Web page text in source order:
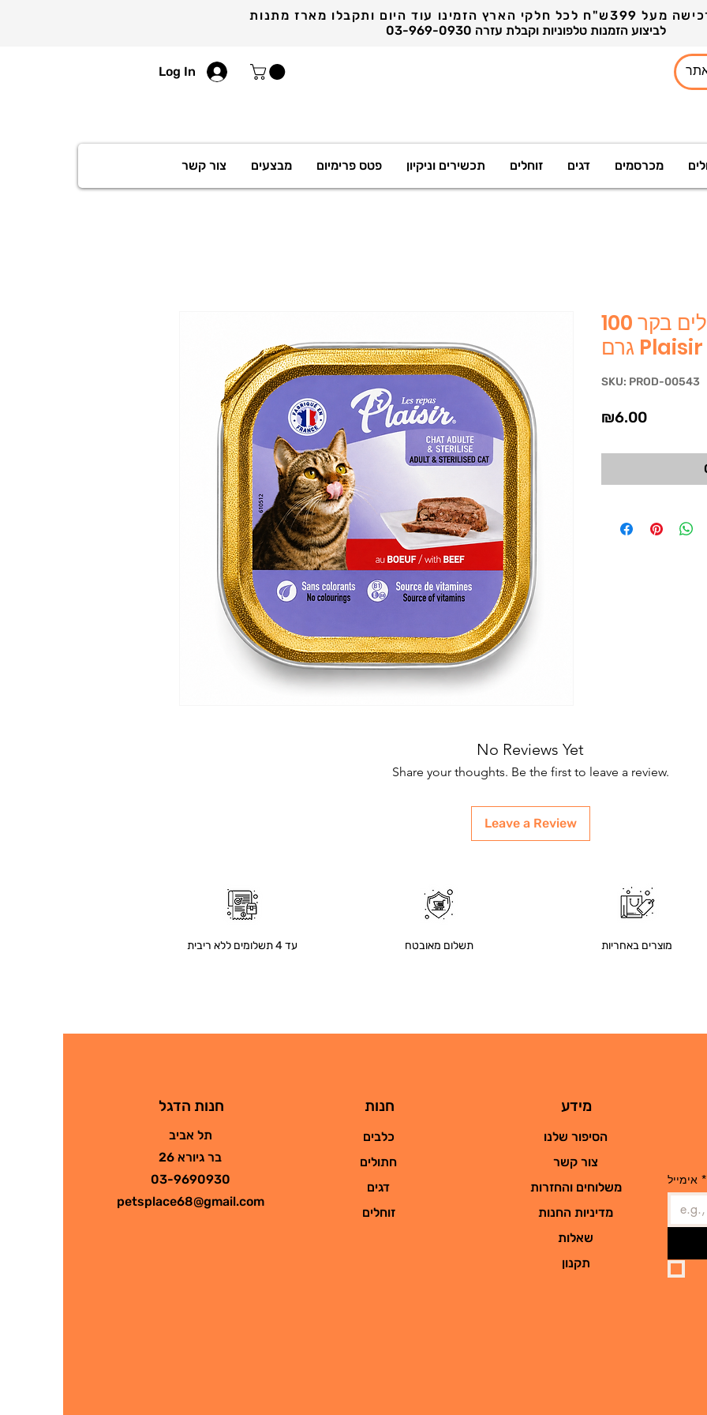
Log In
מכרסמים דגים זוחלים תכשירים וניקיון פטס פרימיום מבצעים צור קשר
פלאזיר - מעדן לחתולים בקר 100
גרם Plaisir
SKU: PROD-00543
₪6.00Price
No Reviews Yet
Share your thoughts. Be the first to leave a review.
Leave a Review
עד 4 תשלומים ללא ריבית תשלום מאובטח מוצרים באחריות
חנות הדגל
תל אביב
בר גיורא 26
03-9690930
petsplace68@gmail.com
חנות
כלבים
חתולים
דגים
זוחלים
מידע
הסיפור שלנו
צור קשר
משלוחים והחזרות
מדיניות החנות
שאלות
תקנון
אימייל *